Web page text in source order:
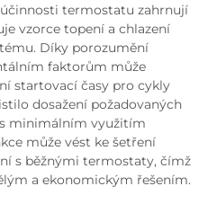
termostatu zahrnují
vzorce topení a chlazení
Díky porozumění
faktorům může
startovací časy pro cykly
dosažení požadovaných
minimálním využitím
může vést ke šetření
s běžnými termostaty, čímž
a ekonomickým řešením.